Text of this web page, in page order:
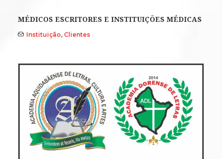
MÉDICOS ESCRITORES E INSTITUIÇÕES MÉDICAS
Instituição, Clientes